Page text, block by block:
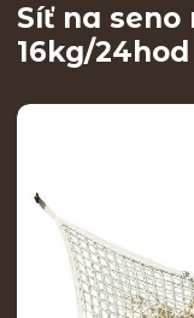
Síť na seno
16kg/24hod